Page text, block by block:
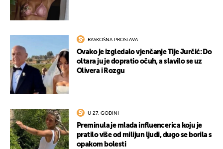
RASKOŠNA PROSLAVA
Ovako je izgledalo vjenčanje Tije Jurčić: Do
oltara ju je dopratio očuh, a slavilo se uz
Olivera i Rozgu
U 27. GODINI
Preminula je mlada influencerica koju je
pratilo više od milijun ljudi, dugo se borila s
opakom bolesti